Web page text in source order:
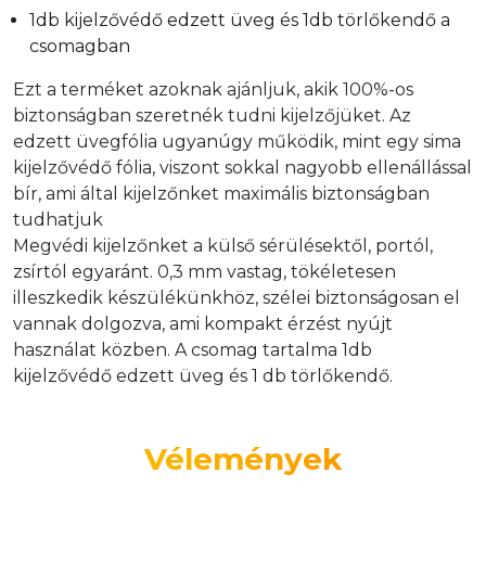
1db kijelzővédő edzett üveg és 1db törlőkendő a
csomagban
Ezt a terméket azoknak ajánljuk, akik 100%-os
biztonságban szeretnék tudni kijelzőjüket. Az
edzett üvegfólia ugyanúgy működik, mint egy sima
kijelzővédő fólia, viszont sokkal nagyobb ellenállással
bír, ami által kijelzőnket maximális biztonságban
tudhatjuk
Megvédi kijelzőnket a külső sérülésektől, portól,
zsírtól egyaránt. 0,3 mm vastag, tökéletesen
illeszkedik készülékünkhöz, szélei biztonságosan el
vannak dolgozva, ami kompakt érzést nyújt
használat közben. A csomag tartalma 1db
kijelzővédő edzett üveg és 1 db törlőkendő.
Vélemények